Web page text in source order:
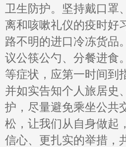
卫生防护。坚持戴口罩
离和咳嗽礼仪的疫时好
路不明的进口冷冻货品
议公筷公勺、分餐进食
等症状，应第一时间到
并如实告知个人旅居史
护，尽量避免乘坐公共
松，让我们从自身做起
信心、更扎实的举措，